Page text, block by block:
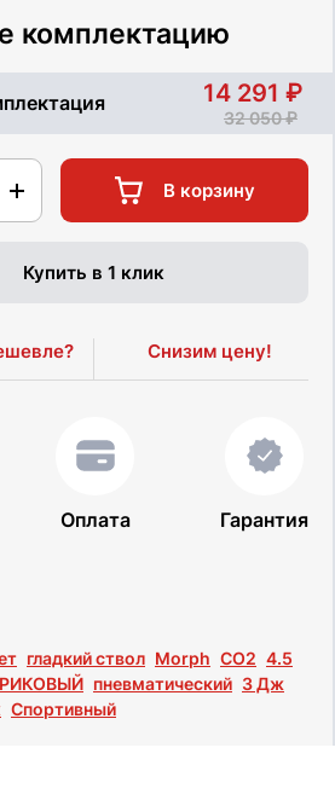
комплектацию
14 291
32 050
В корзину
Купить в 1 клик
Снизим цену!
Оплата Гарантия
гладкий ствол Morph СО2 4.5
пневматический 3 Дж
Спортивный